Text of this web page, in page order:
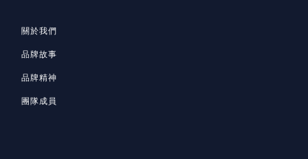
關於我們
品牌故事
品牌精神
團隊成員